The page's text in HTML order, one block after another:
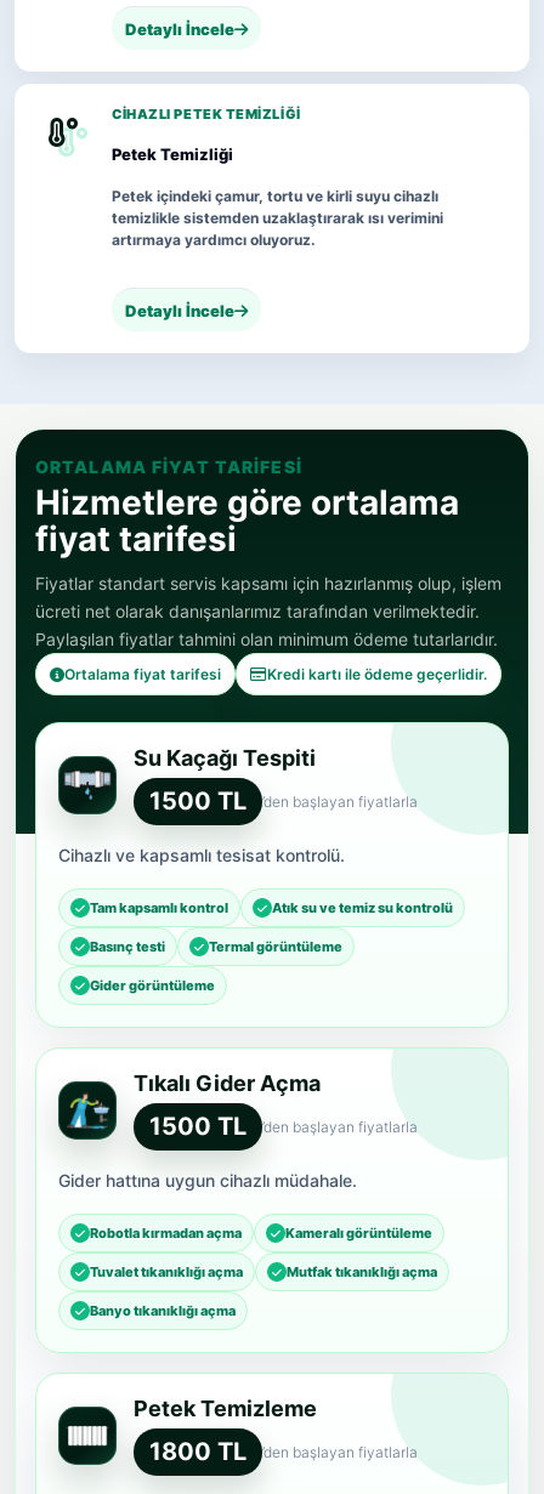
Detaylı İncele
CIHAZLI PETEK TEMIZLIĞI
Petek Temizliği
Petek içindeki çamur, tortu ve kirli suyu cihazlı
temizlikle sistemden uzaklaştırarak ısı verimini
artırmaya yardımcı oluyoruz.
Detaylı İncele
ORTALAMA FIYAT TARIFESI
Hizmetlere göre ortalama
fiyat tarifesi
Fiyatlar standart servis kapsamı için hazırlanmış olup, işlem
ücreti net olarak danışanlarımız tarafından verilmektedir.
Paylaşılan fiyatlar tahmini olan minimum ödeme tutarlarıdır.
Ortalama fiyat tarifesi Kredi kartı ile ödeme geçerlidir.
Su Kaçağı Tespiti
1500 TL ’den başlayan fiyatlarla
Cihazlı ve kapsamlı tesisat kontrolü.
Tam kapsamlı kontrol Atık su ve temiz su kontrolü
Basınç testi Termal görüntüleme
Gider görüntüleme
Tıkalı Gider Açma
1500 TL ’den başlayan fiyatlarla
Gider hattına uygun cihazlı müdahale.
Robotla kırmadan açma Kameralı görüntüleme
Tuvalet tıkanıklığı açma Mutfak tıkanıklığı açma
Banyo tıkanıklığı açma
Petek Temizleme
1800 TL ’den başlayan fiyatlarla